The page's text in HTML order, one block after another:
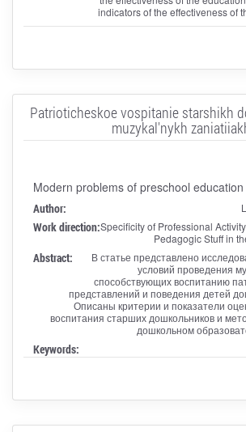
indicators of the effectiveness of
Patrioticheskoe vospitanie starshikh
muzykal'nykh
Modern problems of preschool
Author:
Work direction:Specificity of Professional
Pedagogic Stuff in
Abstract:
В статье представлено
условий проведения
способствующих воспитанию
представлений и поведения детей
Описаны критерии и показатели
воспитания старших дошкольников и
дошкольном
Keywords: